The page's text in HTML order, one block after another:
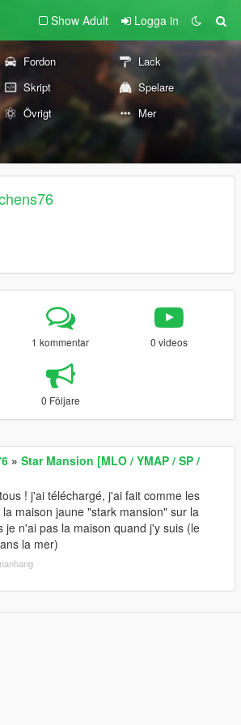
Show Adult Logga in
Fordon
Lack
Skript
Spelare
Övrigt Mer
1 kommentar 0 videos
0 Följare
» Star Mansion [MLO / YMAP / SP /
! j'ai téléchargé, j'ai fait comme les
maison jaune "stark mansion" sur la
je n'ai pas la maison quand j'y suis (le
la mer)